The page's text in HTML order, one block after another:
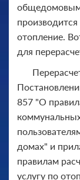
отопление.
для
857 "О
домах" и
правилам
услугу по